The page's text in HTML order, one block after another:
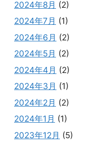
2024年8月 (2)
2024年7月 (1)
2024年6月 (2)
2024年5月 (2)
2024年4月 (2)
2024年3月 (1)
2024年2月 (2)
2024年1月 (1)
2023年12月 (5)